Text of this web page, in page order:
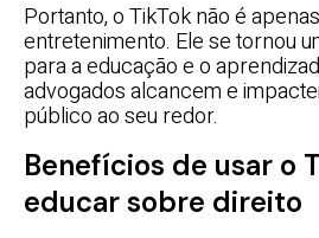
Portanto, o TikTok não é
entretenimento. Ele se tornou
para a educação e o
advogados alcancem e
público ao seu redor.
Benefícios de usar o
educar sobre direito